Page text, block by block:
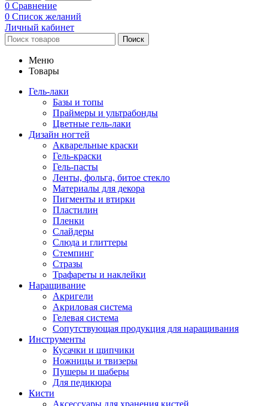
0 Сравнение
0 Список желаний
Личный кабинет
Поиск
Меню
Товары
Гель-лаки
Базы и топы
Праймеры и ультрабонды
Цветные гель-лаки
Дизайн ногтей
Акварельные краски
Гель-краски
Гель-пасты
Ленты, фольга, битое стекло
Материалы для декора
Пигменты и втирки
Пластилин
Пленки
Слайдеры
Слюда и глиттеры
Стемпинг
Стразы
Трафареты и наклейки
Наращивание
Акригели
Акриловая система
Гелевая система
Сопутствующая продукция для наращивания
Инструменты
Кусачки и щипчики
Ножницы и твизеры
Пушеры и шаберы
Для педикюра
Кисти